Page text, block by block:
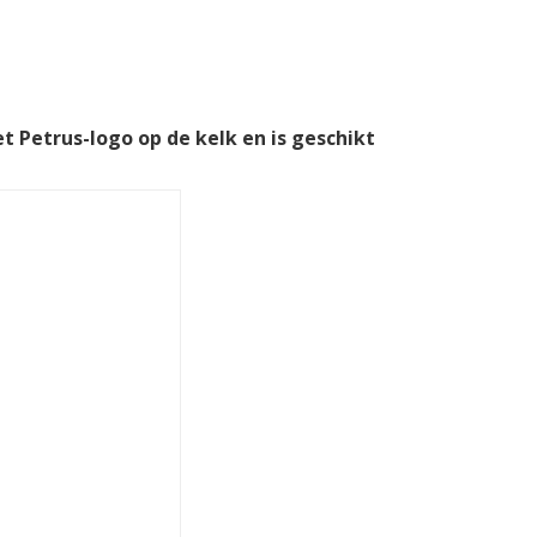
Petrus-logo op de kelk en is geschikt